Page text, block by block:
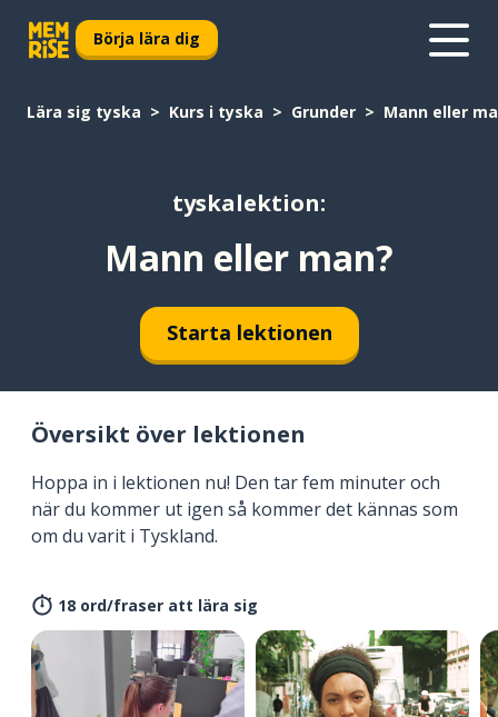
Börja lära dig
Lära sig tyska Kurs i tyska Grunder Mann eller
tyskalektion:
Mann eller man?
Starta lektionen
Översikt över lektionen
Hoppa in i lektionen nu! Den tar fem minuter och
när du kommer ut igen så kommer det kännas som
om du varit i Tyskland.
18 ord/fraser att lära sig